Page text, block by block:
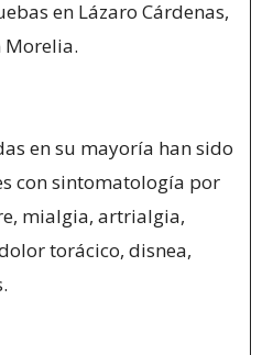
en Lázaro Cárdenas,
Morelia.
en su mayoría han sido
con sintomatología por
mialgia, artrialgia,
torácico, disnea,